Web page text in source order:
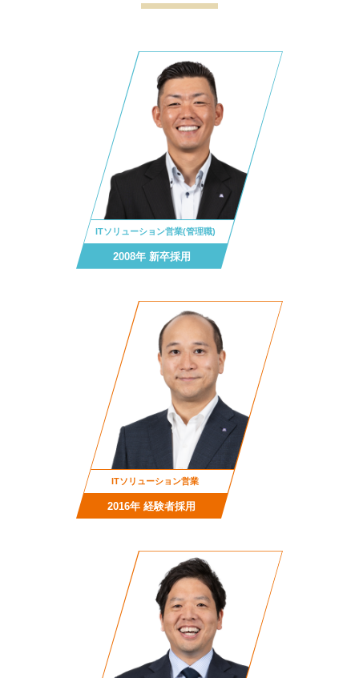
ITソリューション営業(管理職)
2008年 新卒採用
ITソリューション営業
2016年 経験者採用